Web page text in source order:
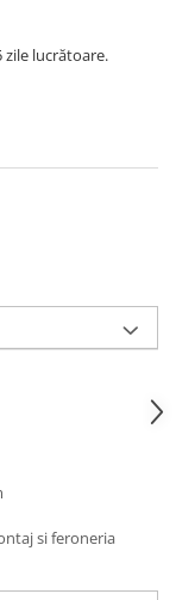
zile lucrătoare.
si feroneria